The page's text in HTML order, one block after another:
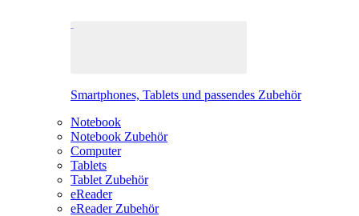
Smartphones, Tablets und passendes Zubehör
Notebook
Notebook Zubehör
Computer
Tablets
Tablet Zubehör
eReader
eReader Zubehör